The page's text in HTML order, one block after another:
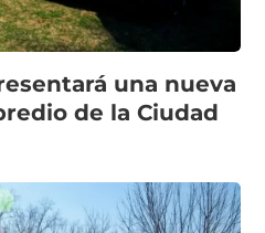
una nueva
de la Ciudad